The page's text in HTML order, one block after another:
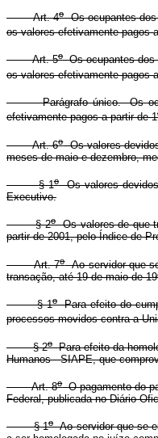
Art. 4oOs ocupantes dos
os valores efetivamente pagos
Art. 5oOs ocupantes dos
os valores efetivamente pagos
Parágrafo único. Os
efetivamente pagos a partir de 1
Art. 6oOs valores
meses de maio e dezembro,
§ 1oOs valores devidos
Executivo.
§ 2oOs valores de que
partir de 2001, pelo Índice de
Art. 7oAo servidor que
transação, até 19 de maio de
§ 1oPara efeito do
processos movidos contra a
§ 2oPara efeito da
Humanos - SIAPE, que
Art. 8oO pagamento do
Federal, publicada no Diário
§ 1oAo servidor que se